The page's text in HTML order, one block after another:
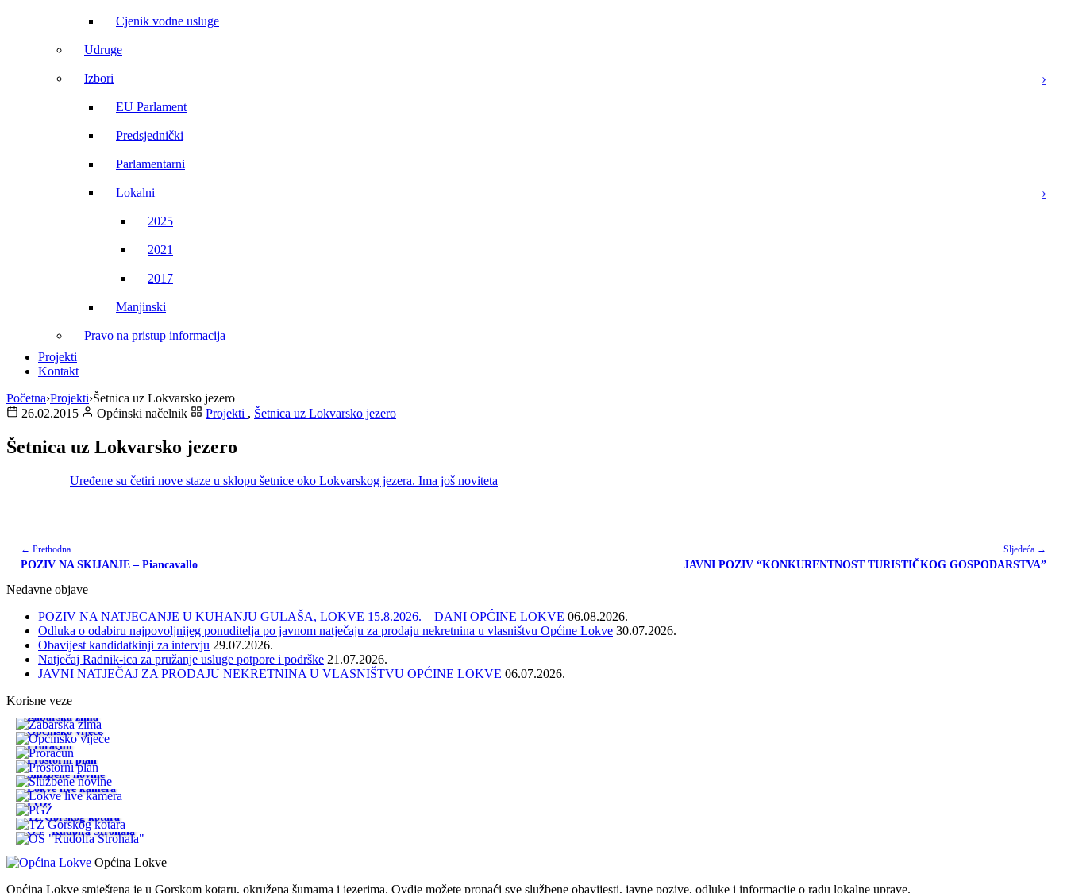
Cjenik vodne usluge
Udruge
Izbori
EU Parlament
Predsjednički
Parlamentarni
Lokalni
2025
2021
2017
Manjinski
Pravo na pristup informacija
Projekti
Kontakt
Početna›Projekti›Šetnica uz Lokvarsko jezero
26.02.2015
Općinski načelnik Projekti , Šetnica uz Lokvarsko jezero
Šetnica uz Lokvarsko jezero
Uređene su četiri nove staze u sklopu šetnice oko Lokvarskog jezera. Ima još noviteta
← Prethodna
POZIV NA SKIJANJE – Piancavallo
Sljedeća →
JAVNI POZIV “KONKURENTNOST TURISTIČKOG GOSPODARSTVA”
Nedavne objave
POZIV NA NATJECANJE U KUHANJU GULAŠA, LOKVE 15.8.2026. – DANI OPĆINE LOKVE 06.08.2026.
Odluka o odabiru najpovoljnijeg ponuditelja po javnom natječaju za prodaju nekretnina u vlasništvu Općine Lokve 30.07.2026.
Obavijest kandidatkinji za intervju 29.07.2026.
Natječaj Radnik-ica za pružanje usluge potpore i podrške 21.07.2026.
JAVNI NATJEČAJ ZA PRODAJU NEKRETNINA U VLASNIŠTVU OPĆINE LOKVE 06.07.2026.
Korisne veze
Žabarska zima
Općinsko vijeće
Proračun
Prostorni plan
Službene novine
Lokve live kamera
PGŽ
TZ Gorskog kotara
OŠ "Rudolfa Strohala"
Općina Lokve
Općina Lokve smještena je u Gorskom kotaru, okružena šumama i jezerima. Ovdje možete pronaći sve službene obavijesti, javne pozive, odluke i informacije o radu lokalne uprave.